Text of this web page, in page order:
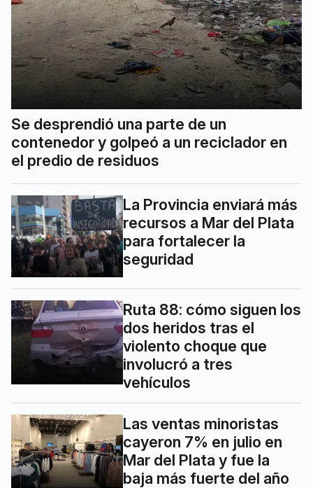
Se desprendió una parte de un
contenedor y golpeó a un reciclador en
el predio de residuos
La Provincia enviará más
recursos a Mar del Plata
para fortalecer la
seguridad
Ruta 88: cómo siguen los
dos heridos tras el
violento choque que
involucró a tres
vehículos
Las ventas minoristas
cayeron 7% en julio en
Mar del Plata y fue la
baja más fuerte del año